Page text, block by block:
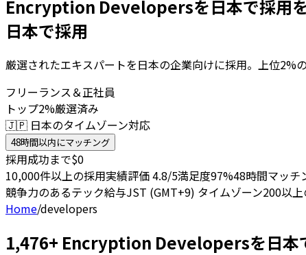
Encryption Developersを日本で採用
日本で採用
厳選されたエキスパートを日本の企業向けに採用。上位2%
フリーランス＆正社員
トップ2%厳選済み
🇯🇵 日本のタイムゾーン対応
48時間以内にマッチング
採用成功まで$0
10,000件以上の採用実績評価 4.8/5満足度97%48時間マッチ
競争力のあるテック給与JST (GMT+9) タイムゾーン200以
Home/developers
1,476+ Encryption Developersを日本